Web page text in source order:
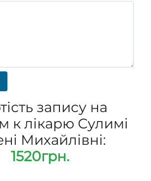
запису на
к лікарю Сулимі
Михайлівні:
1520грн.